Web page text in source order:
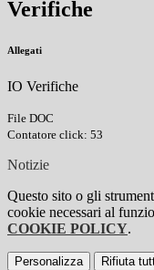
Verifiche
Allegati
IO Verifiche
File DOC
Contatore click: 53
Notizie
Questo sito o gli
cookie necessari al
COOKIE POLICY.
Personalizza Rifiuta